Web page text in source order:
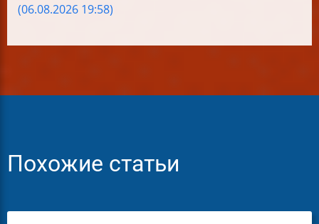
(06.08.2026 19:58)
Похожие статьи